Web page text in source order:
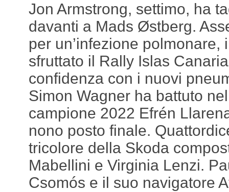
Jon Armstrong, settimo, ha
davanti a Mads Østberg.
per un’infezione polmonare,
sfruttato il Rally Islas
confidenza con i nuovi
Simon Wagner ha battuto
campione 2022 Efrén
nono posto finale.
tricolore della Skoda
Mabellini e Virginia Lenzi.
Csomós e il suo navigatore